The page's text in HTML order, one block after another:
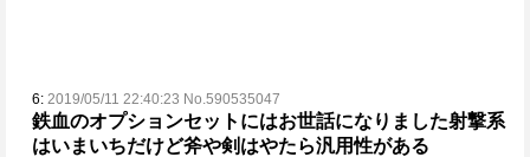
6: 2019/05/11 22:40:23 No.590535047
鉄血のオプションセットにはお世話になりました射撃系
はいまいちだけど斧や剣はやたら汎用性がある